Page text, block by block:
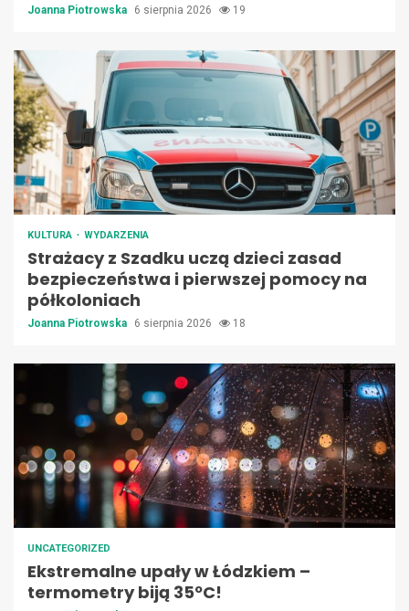
Joanna Piotrowska 6 sierpnia 2026 19
KULTURA WYDARZENIA
Strażacy z Szadku uczą dzieci zasad
bezpieczeństwa i pierwszej pomocy na
półkoloniach
Joanna Piotrowska 6 sierpnia 2026 18
UNCATEGORIZED
Ekstremalne upały w Łódzkiem –
termometry biją 35ºC!